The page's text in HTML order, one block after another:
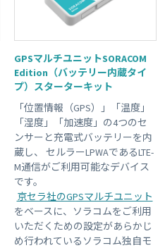
GPSマルチユニットSORACOM
Edition（バッテリー内蔵タイ
プ）スターターキット
「位置情報（GPS）」「温度」
「湿度」「加速度」の4つのセ
ンサーと充電式バッテリーを内
蔵し、 セルラーLPWAであるLTE-
M通信がご利用可能なデバイス
です。
京セラ社のGPSマルチユニット
をベースに、ソラコムをご利用
いただくための設定があらかじ
め行われているソラコム独自モ